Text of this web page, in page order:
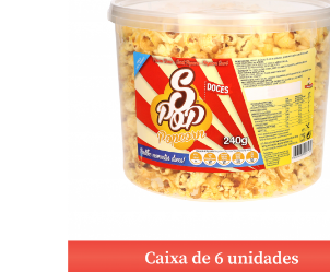
ADICIONAR / QUICK VIEW